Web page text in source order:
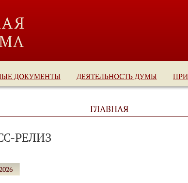
ДОКУМЕНТЫ ДЕЯТЕЛЬНОСТЬ ДУМЫ
ГЛАВНАЯ
РЕЛИЗ